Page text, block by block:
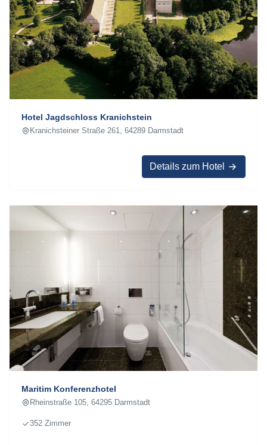
Hotel Jagdschloss Kranichstein
Kranichsteiner Straße 261, 64289 Darmstadt
Details zum Hotel
Maritim Konferenzhotel
Rheinstraße 105, 64295 Darmstadt
352 Zimmer